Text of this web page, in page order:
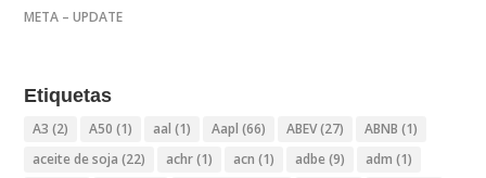
META – UPDATE
Etiquetas
A3 (2) A50 (1) aal (1) Aapl (66) ABEV(27) ABNB (1)
aceite de soja (22) achr(1) acn (1) adbe (9) adm (1)